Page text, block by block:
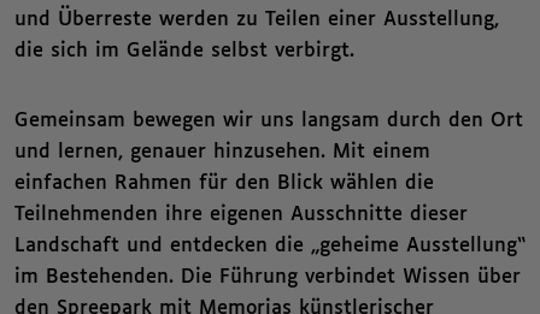
und Überreste werden zu Teilen einer Ausstellung,
die sich im Gelände selbst verbirgt.
Gemeinsam bewegen wir uns langsam durch den Ort
und lernen, genauer hinzusehen. Mit einem
einfachen Rahmen für den Blick wählen die
Teilnehmenden ihre eigenen Ausschnitte dieser
Landschaft und entdecken die „geheime Ausstellung“
im Bestehenden. Die Führung verbindet Wissen über
den Spreepark mit Memorias künstlerischer